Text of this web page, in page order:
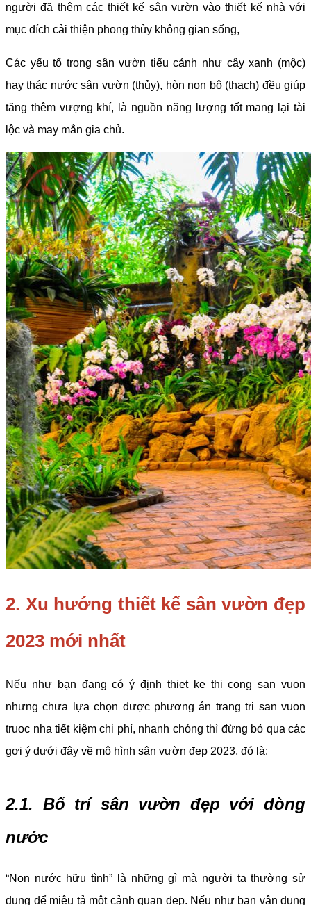
người đã thêm các thiết kế sân vườn vào thiết kế nhà với
mục đích cải thiện phong thủy không gian sống,
Các yếu tố trong sân vườn tiểu cảnh như cây xanh (mộc)
hay thác nước sân vườn (thủy), hòn non bộ (thạch) đều giúp
tăng thêm vượng khí, là nguồn năng lượng tốt mang lại tài
lộc và may mắn gia chủ.
2. Xu hướng thiết kế sân vườn đẹp
2023 mới nhất
Nếu như bạn đang có ý định thiet ke thi cong san vuon
nhưng chưa lựa chọn được phương án trang tri san vuon
truoc nha tiết kiệm chi phí, nhanh chóng thì đừng bỏ qua các
gợi ý dưới đây về mô hình sân vườn đẹp 2023, đó là:
2.1. Bố trí sân vườn đẹp với dòng
nước
“Non nước hữu tình” là những gì mà người ta thường sử
dụng để miêu tả một cảnh quan đẹp. Nếu như bạn vận dụng